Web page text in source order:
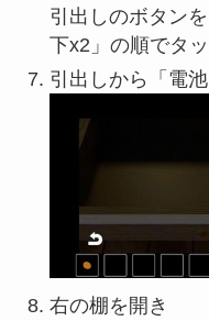
引出しのボタン
下x2」の順でタッ
引出しから「電
右の棚を開き